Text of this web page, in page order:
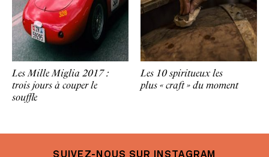
Les Mille Miglia 2017 :
trois jours à couper le
souffle
Les 10 spiritueux les
plus « craft » du moment